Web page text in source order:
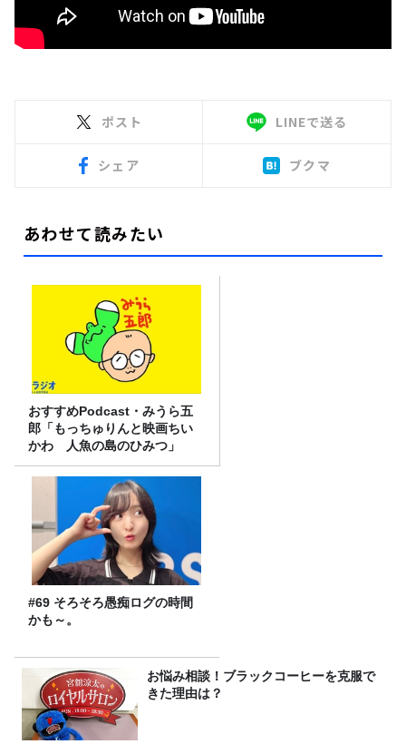
ポスト LINEで送る
シェア ブクマ
あわせて読みたい
おすすめPodcast・みうら五
郎「もっちゅりんと映画ちい
かわ 人魚の島のひみつ」
#69 そろそろ愚痴ログの時間
かも～。
お悩み相談！ブラックコーヒーを克服で
きた理由は？